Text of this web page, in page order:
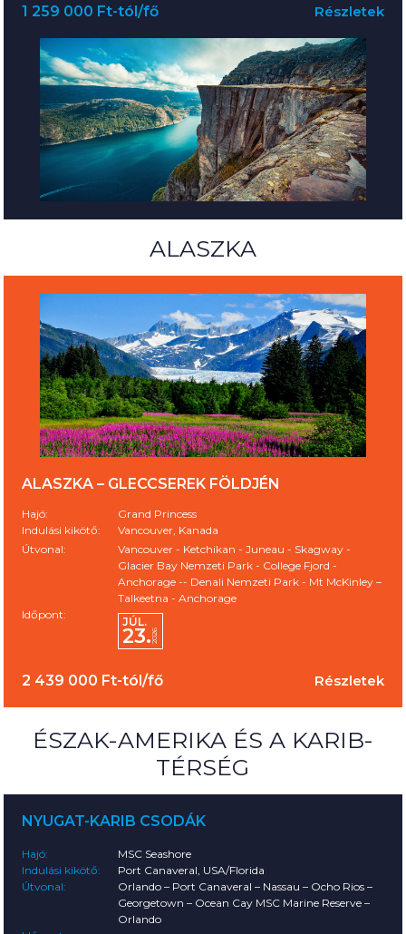
1 259 000 Ft-tól/fő Részletek
ALASZKA
ALASZKA – GLECCSEREK FÖLDJÉN
Hajó:
Grand Princess
Indulási kikötő:
Vancouver, Kanada
Útvonal:
Vancouver - Ketchikan - Juneau - Skagway -
Glacier Bay Nemzeti Park - College Fjord -
Anchorage -- Denali Nemzeti Park - Mt McKinley –
Talkeetna - Anchorage
Időpont:
2026
JÚL.
23.
2 439 000 Ft-tól/fő Részletek
ÉSZAK-AMERIKA ÉS A KARIB-
TÉRSÉG
NYUGAT-KARIB CSODÁK
Hajó:
MSC Seashore
Indulási kikötő:
Port Canaveral, USA/Florida
Útvonal:
Orlando – Port Canaveral – Nassau – Ocho Rios –
Georgetown – Ocean Cay MSC Marine Reserve –
Orlando